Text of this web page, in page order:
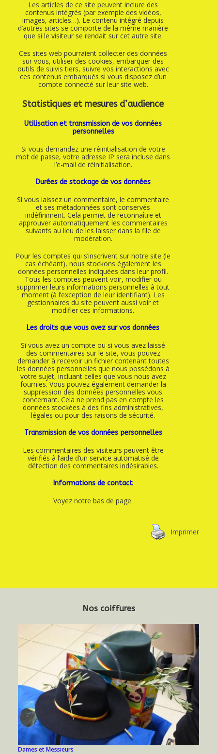
Les articles de ce site peuvent inclure des
contenus intégrés (par exemple des vidéos,
images, articles…). Le contenu intégré depuis
d’autres sites se comporte de la même manière
que si le visiteur se rendait sur cet autre site.
Ces sites web pourraient collecter des données
sur vous, utiliser des cookies, embarquer des
outils de suivis tiers, suivre vos interactions avec
ces contenus embarqués si vous disposez d’un
compte connecté sur leur site web.
Statistiques et mesures d’audience
Utilisation et transmission de vos données
personnelles
Si vous demandez une réinitialisation de votre
mot de passe, votre adresse IP sera incluse dans
l’e-mail de réinitialisation.
Durées de stockage de vos données
Si vous laissez un commentaire, le commentaire
et ses métadonnées sont conservés
indéfiniment. Cela permet de reconnaître et
approuver automatiquement les commentaires
suivants au lieu de les laisser dans la file de
modération.
Pour les comptes qui s’inscrivent sur notre site (le
cas échéant), nous stockons également les
données personnelles indiquées dans leur profil.
Tous les comptes peuvent voir, modifier ou
supprimer leurs informations personnelles à tout
moment (à l’exception de leur identifiant). Les
gestionnaires du site peuvent aussi voir et
modifier ces informations.
Les droits que vous avez sur vos données
Si vous avez un compte ou si vous avez laissé
des commentaires sur le site, vous pouvez
demander à recevoir un fichier contenant toutes
les données personnelles que nous possédons à
votre sujet, incluant celles que vous nous avez
fournies. Vous pouvez également demander la
suppression des données personnelles vous
concernant. Cela ne prend pas en compte les
données stockées à des fins administratives,
légales ou pour des raisons de sécurité.
Transmission de vos données personnelles
Les commentaires des visiteurs peuvent être
vérifiés à l’aide d’un service automatisé de
détection des commentaires indésirables.
Informations de contact
Voyez notre bas de page.
Imprimer
Nos coiffures
Dames et Messieurs